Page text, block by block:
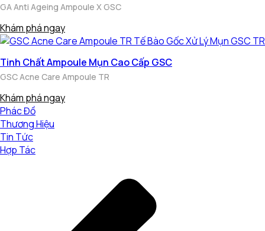
GA Anti Ageing Ampoule X GSC
Khám phá ngay
Tinh Chất Ampoule Mụn Cao Cấp GSC
GSC Acne Care Ampoule TR
Khám phá ngay
Phác Đồ
Thương Hiệu
Tin Tức
Hợp Tác